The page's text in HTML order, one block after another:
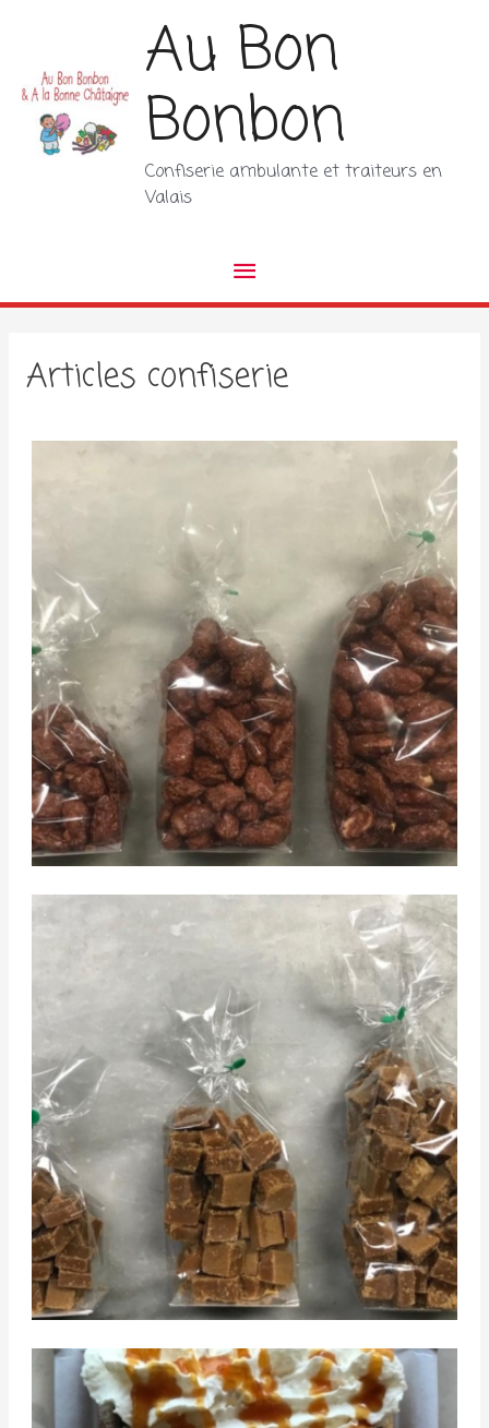
contenu
Au Bon
Bonbon
Confiserie ambulante et traiteurs en
Valais
Menu
principal
Articles confiserie